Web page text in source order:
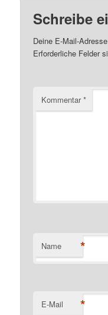
Schreibe
Deine E-Mail-
Erforderliche Felder
Kommentar*
Name *
E-Mail *